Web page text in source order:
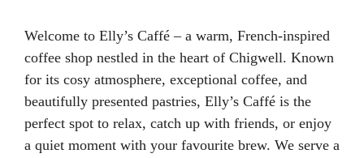
Welcome to Elly’s Caffé – a warm, French-inspired
coffee shop nestled in the heart of Chigwell. Known
for its cosy atmosphere, exceptional coffee, and
beautifully presented pastries, Elly’s Caffé is the
perfect spot to relax, catch up with friends, or enjoy
a quiet moment with your favourite brew. We serve a